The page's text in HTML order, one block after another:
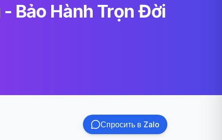
Bảo Hành Trọn Đời
Спросить в Zalo